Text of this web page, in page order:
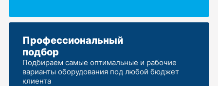
Профессиональный
подбор
Подбираем самые оптимальные и рабочие
варианты оборудования под любой бюджет
клиента